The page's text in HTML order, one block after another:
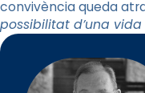
convivència queda
possibilitat d’una